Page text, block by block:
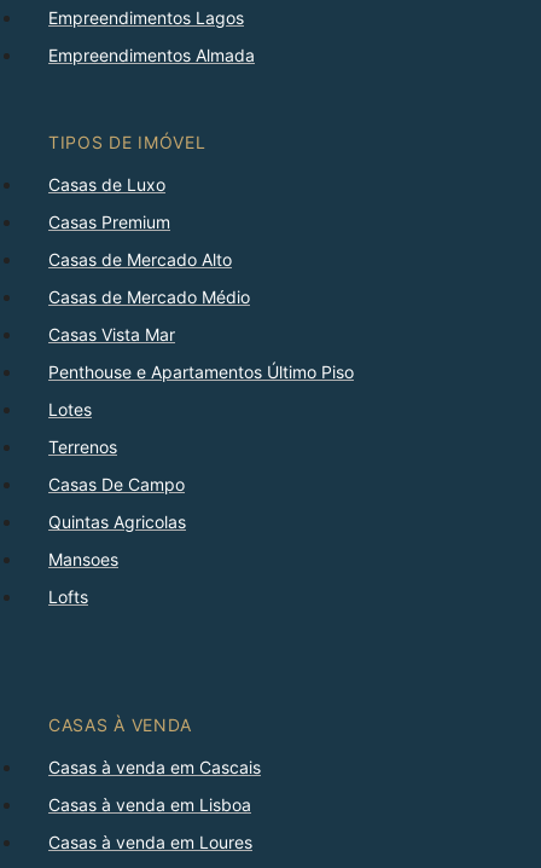
Empreendimentos Lagos
Empreendimentos Almada
TIPOS DE IMÓVEL
Casas de Luxo
Casas Premium
Casas de Mercado Alto
Casas de Mercado Médio
Casas Vista Mar
Penthouse e Apartamentos Último Piso
Lotes
Terrenos
Casas De Campo
Quintas Agricolas
Mansoes
Lofts
CASAS À VENDA
Casas à venda em Cascais
Casas à venda em Lisboa
Casas à venda em Loures